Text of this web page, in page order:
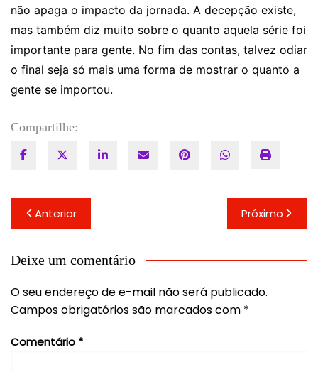
não apaga o impacto da jornada. A decepção existe,
mas também diz muito sobre o quanto aquela série foi
importante para gente. No fim das contas, talvez odiar
o final seja só mais uma forma de mostrar o quanto a
gente se importou.
Compartilhe:
Navegação
de
Post
Anterior Próximo
Deixe um comentário
O seu endereço de e-mail não será publicado.
Campos obrigatórios são marcados com *
Comentário *